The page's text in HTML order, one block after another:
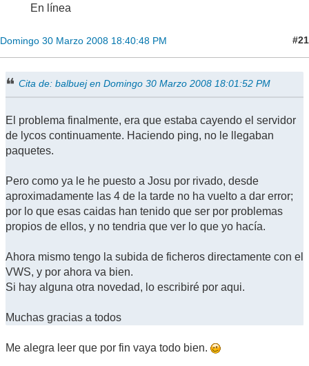
En línea
Domingo 30 Marzo 2008 18:40:48 PM #21
Cita de: balbuej en Domingo 30 Marzo 2008 18:01:52 PM
El problema finalmente, era que estaba cayendo el servidor
de lycos continuamente. Haciendo ping, no le llegaban
paquetes.
Pero como ya le he puesto a Josu por rivado, desde
aproximadamente las 4 de la tarde no ha vuelto a dar error;
por lo que esas caidas han tenido que ser por problemas
propios de ellos, y no tendria que ver lo que yo hacía.
Ahora mismo tengo la subida de ficheros directamente con el
VWS, y por ahora va bien.
Si hay alguna otra novedad, lo escribiré por aqui.
Muchas gracias a todos
Me alegra leer que por fin vaya todo bien.